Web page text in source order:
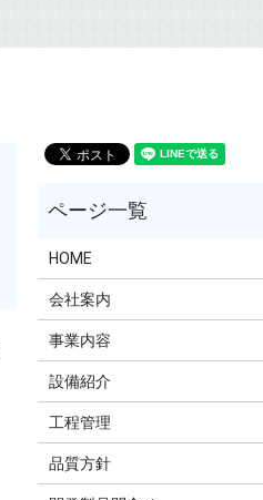
HOME
会社案内
事業内容
設備紹介
工程管理
品質方針